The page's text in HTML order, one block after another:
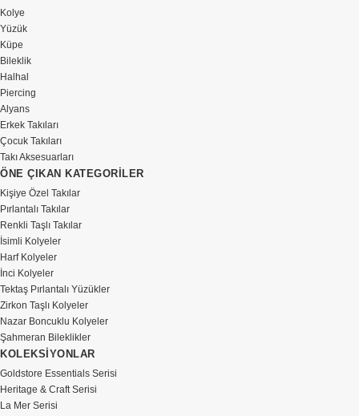
Kolye
Yüzük
Küpe
Bileklik
Halhal
Piercing
Alyans
Erkek Takıları
Çocuk Takıları
Takı Aksesuarları
ÖNE ÇIKAN KATEGORİLER
Kişiye Özel Takılar
Pırlantalı Takılar
Renkli Taşlı Takılar
İsimli Kolyeler
Harf Kolyeler
İnci Kolyeler
Tektaş Pırlantalı Yüzükler
Zirkon Taşlı Kolyeler
Nazar Boncuklu Kolyeler
Şahmeran Bileklikler
KOLEKSİYONLAR
Goldstore Essentials Serisi
Heritage & Craft Serisi
La Mer Serisi